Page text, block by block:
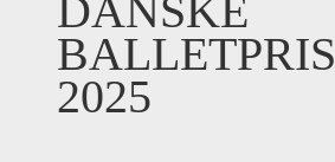
DANSKE
BALLETPRIS
2025